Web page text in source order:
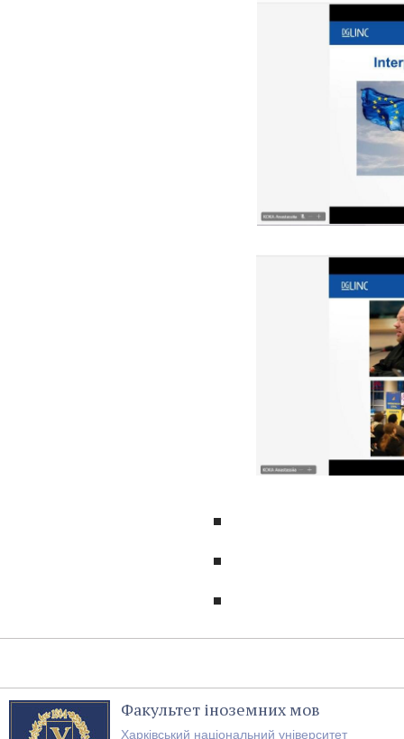
Факультет іноземних мов
Харківський національний університет